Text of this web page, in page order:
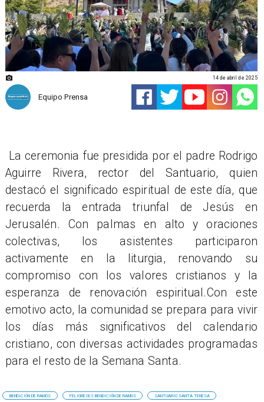
Equipo Prensa
14 de abril de 2025
La ceremonia fue presidida por el padre Rodrigo
Aguirre Rivera, rector del Santuario, quien
destacó el significado espiritual de este día, que
recuerda la entrada triunfal de Jesús en
Jerusalén. Con palmas en alto y oraciones
colectivas, los asistentes participaron
activamente en la liturgia, renovando su
compromiso con los valores cristianos y la
esperanza de renovación espiritual.Con este
emotivo acto, la comunidad se prepara para vivir
los días más significativos del calendario
cristiano, con diversas actividades programadas
para el resto de la Semana Santa.
BENDICIÓN DE RAMOS FELIGRESES BENDICIÓN DE RAMOS SANTUARIO SANTA TERESA